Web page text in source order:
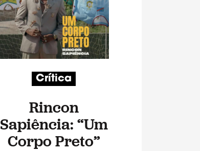
Crítica
Rincon
Sapiência: “Um
Corpo Preto”